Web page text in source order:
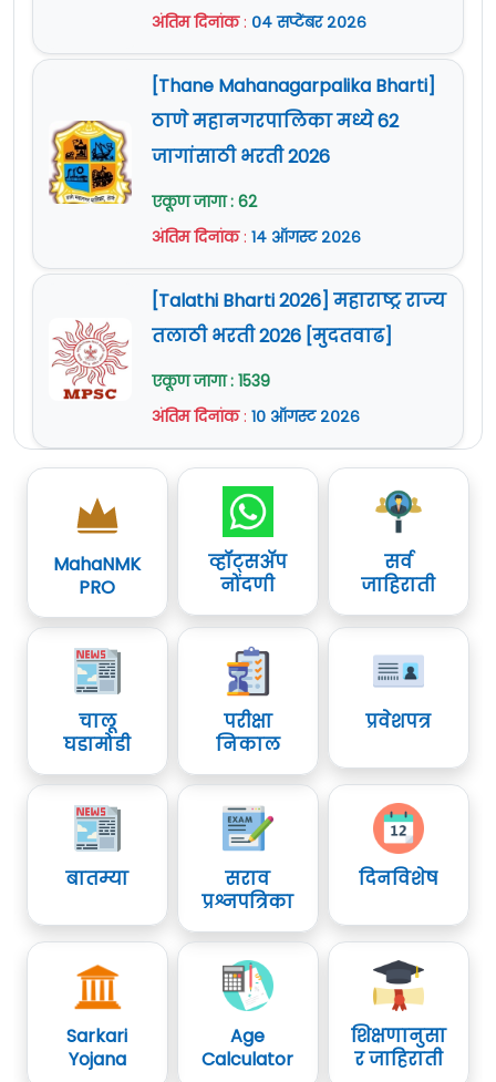
अंतिम दिनांक: ०४ सप्टेंबर २०२६
[Thane Mahanagarpalika Bharti]
ठाणे महानगरपालिका मध्ये 62
जागांसाठी भरती 2026
एकूण जागा : 62
अंतिम दिनांक: १४ ऑगस्ट २०२६
[Talathi Bharti 2026] महाराष्ट्र राज्य
तलाठी भरती 2026 [मुदतवाढ]
एकूण जागा : 1539
अंतिम दिनांक: १० ऑगस्ट २०२६
MahaNMK
PRO
व्हॉट्सॲप
नोंदणी
सर्व
जाहिराती
चालू
घडामोडी
परीक्षा
निकाल
प्रवेशपत्र
बातम्या
सराव
प्रश्नपत्रिका
दिनविशेष
Sarkari
Yojana
Age
Calculator
शिक्षणानुसा
र जाहिराती